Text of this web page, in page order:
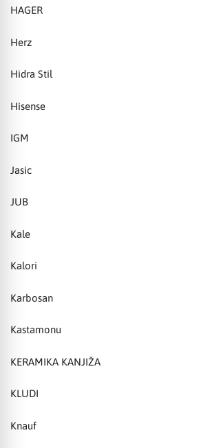
HAGER
Herz
Hidra Stil
Hisense
IGM
Jasic
JUB
Kale
Kalori
Karbosan
Kastamonu
KERAMIKA KANJIŽA
KLUDI
Knauf